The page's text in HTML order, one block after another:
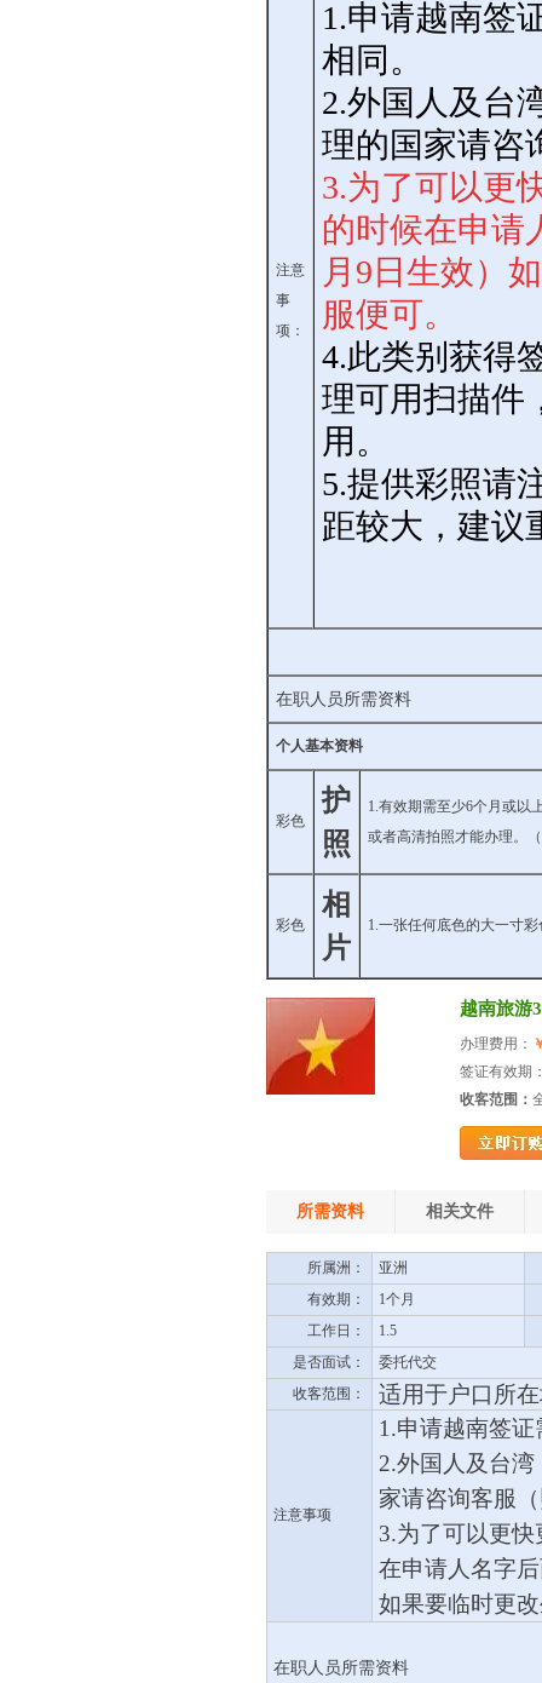
注意
事
项：
1.申请越南签
相同。
2.外国人及台
理的国家请咨
3.为了可以更
的时候在申请
月9日生效）
服便可。
4.此类别获得
理可用扫描件
用。
5.提供彩照请
距较大，建议
在职人员所需资料
个人基本资料
彩色
护
照
1.有效期需至少6个月或以
或者高清拍照才能办理。
彩色
相
片
1.一张任何底色的大一寸
越南旅游
办理费用：
签证有效期
收客范围：
所需资料 相关文件
所属洲：
亚洲
有效期：
1个月
工作日：
1.5
是否面试：
委托代交
收客范围：
适用于户口所
注意事项
1.申请越南签
2.外国人及台湾
家请咨询客服
3.为了可以更
在申请人名字
如果要临时更
在职人员所需资料